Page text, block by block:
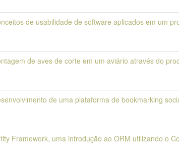
de usabilidade de software aplicados em um
de aves de corte em um aviário através do
de uma plataforma de bookmarking
Framework, uma introdução ao ORM utilizando o